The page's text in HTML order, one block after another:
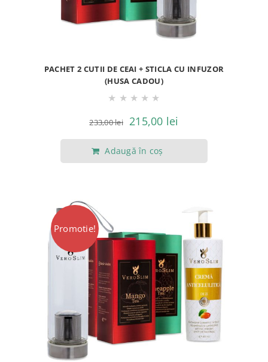
PACHET 2 CUTII DE CEAI + STICLA CU INFUZOR
(HUSA CADOU)
★ ★ ★ ★ ★
233,00lei
Prețul
inițial
a
215,00 lei
curent
Adaugă în coș
Promotie!